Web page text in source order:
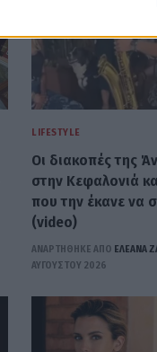
LIFESTYLE
Οι διακοπές της
στην Κεφαλονιά
που την έκανε να
(video)
ΑΝΑΡΤΗΘΗΚΕ ΑΠΟ ΕΛΕΑΝΑ
ΑΥΓΟΎΣΤΟΥ 2026